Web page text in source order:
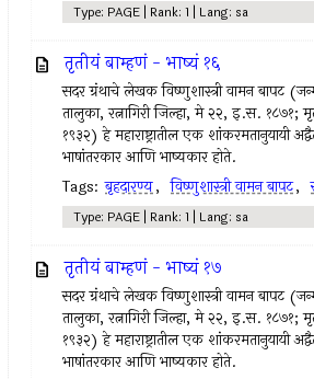
Type: PAGE | Rank: 1 | Lang: sa
तृतीयं बाम्हणं - भाष्यं १६
सदर ग्रंथाचे लेखक विष्णुशास्त्री वामन बापट
तालुका, रत्नागिरी जिल्हा, मे २२, इ.स.
१९३२) हे महाराष्ट्रातील एक शांकरमतानुयायी
भाषांतरकार आणि भाष्यकार होते.
Tags: बृहदारण्य, विष्णुशास्त्री वामन बापट,
Type: PAGE | Rank: 1 | Lang: sa
तृतीयं बाम्हणं - भाष्यं १७
सदर ग्रंथाचे लेखक विष्णुशास्त्री वामन बापट
तालुका, रत्नागिरी जिल्हा, मे २२, इ.स.
१९३२) हे महाराष्ट्रातील एक शांकरमतानुयायी
भाषांतरकार आणि भाष्यकार होते.